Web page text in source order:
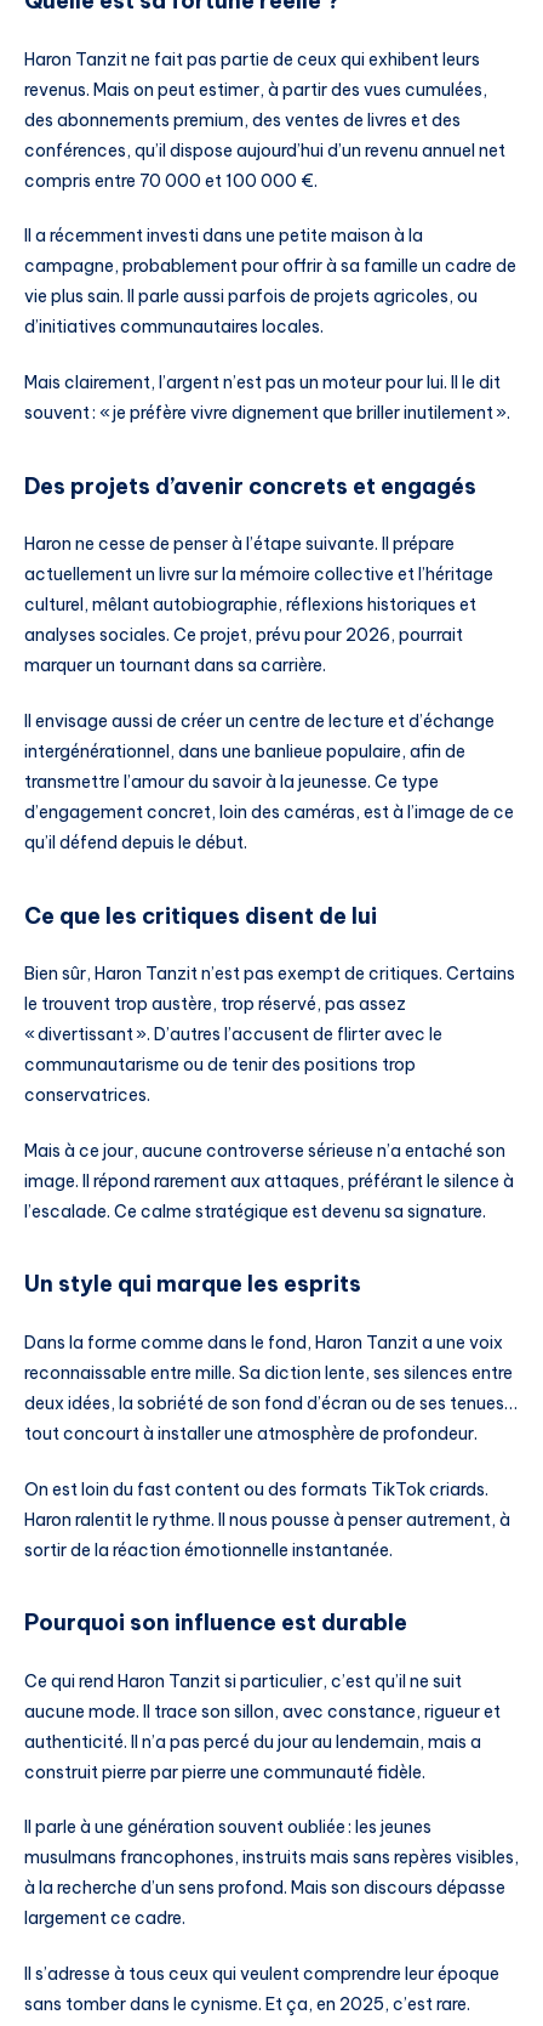
Haron Tanzit ne fait pas partie de ceux qui exhibent leurs
revenus. Mais on peut estimer, à partir des vues cumulées,
des abonnements premium, des ventes de livres et des
conférences, qu’il dispose aujourd’hui d’un revenu annuel net
compris entre 70 000 et 100 000 €.
Il a récemment investi dans une petite maison à la
campagne, probablement pour offrir à sa famille un cadre de
vie plus sain. Il parle aussi parfois de projets agricoles, ou
d’initiatives communautaires locales.
Mais clairement, l’argent n’est pas un moteur pour lui. Il le dit
souvent : « je préfère vivre dignement que briller inutilement ».
Des projets d’avenir concrets et engagés
Haron ne cesse de penser à l’étape suivante. Il prépare
actuellement un livre sur la mémoire collective et l’héritage
culturel, mêlant autobiographie, réflexions historiques et
analyses sociales. Ce projet, prévu pour 2026, pourrait
marquer un tournant dans sa carrière.
Il envisage aussi de créer un centre de lecture et d’échange
intergénérationnel, dans une banlieue populaire, afin de
transmettre l’amour du savoir à la jeunesse. Ce type
d’engagement concret, loin des caméras, est à l’image de ce
qu’il défend depuis le début.
Ce que les critiques disent de lui
Bien sûr, Haron Tanzit n’est pas exempt de critiques. Certains
le trouvent trop austère, trop réservé, pas assez
« divertissant ». D’autres l’accusent de flirter avec le
communautarisme ou de tenir des positions trop
conservatrices.
Mais à ce jour, aucune controverse sérieuse n’a entaché son
image. Il répond rarement aux attaques, préférant le silence à
l’escalade. Ce calme stratégique est devenu sa signature.
Un style qui marque les esprits
Dans la forme comme dans le fond, Haron Tanzit a une voix
reconnaissable entre mille. Sa diction lente, ses silences entre
deux idées, la sobriété de son fond d’écran ou de ses tenues…
tout concourt à installer une atmosphère de profondeur.
On est loin du fast content ou des formats TikTok criards.
Haron ralentit le rythme. Il nous pousse à penser autrement, à
sortir de la réaction émotionnelle instantanée.
Pourquoi son influence est durable
Ce qui rend Haron Tanzit si particulier, c’est qu’il ne suit
aucune mode. Il trace son sillon, avec constance, rigueur et
authenticité. Il n’a pas percé du jour au lendemain, mais a
construit pierre par pierre une communauté fidèle.
Il parle à une génération souvent oubliée : les jeunes
musulmans francophones, instruits mais sans repères visibles,
à la recherche d’un sens profond. Mais son discours dépasse
largement ce cadre.
Il s’adresse à tous ceux qui veulent comprendre leur époque
sans tomber dans le cynisme. Et ça, en 2025, c’est rare.